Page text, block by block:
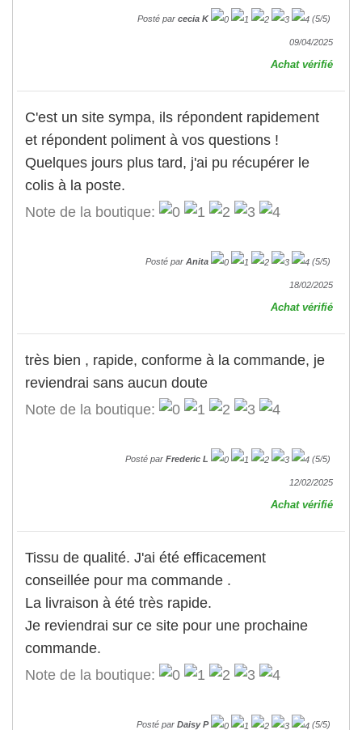
Posté par cecia K (5/5)
09/04/2025
Achat vérifié
C'est un site sympa, ils répondent rapidement
et répondent poliment à vos questions !
Quelques jours plus tard, j'ai pu récupérer le
colis à la poste.
Note de la boutique:
Posté par Anita (5/5)
18/02/2025
Achat vérifié
très bien , rapide, conforme à la commande, je
reviendrai sans aucun doute
Note de la boutique:
Posté par Frederic L (5/5)
12/02/2025
Achat vérifié
Tissu de qualité. J'ai été efficacement
conseillée pour ma commande .
La livraison à été très rapide.
Je reviendrai sur ce site pour une prochaine
commande.
Note de la boutique:
Posté par Daisy P (5/5)